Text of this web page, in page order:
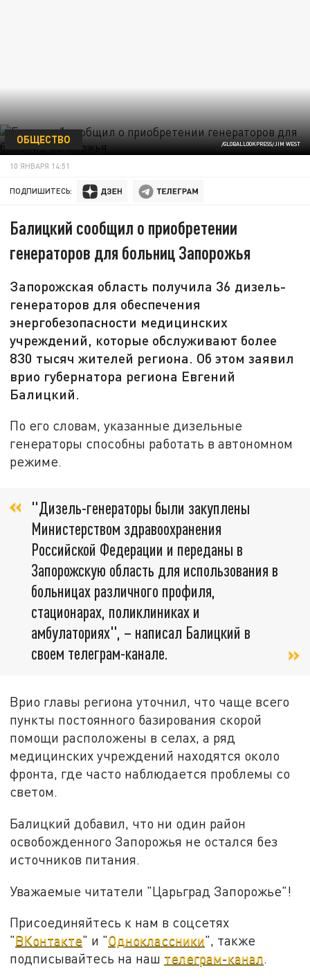
/GLOBALLOOKPRESS/JIM WEST
ОБЩЕСТВО
10 ЯНВАРЯ 14:51
ПОДПИШИТЕСЬ:
Балицкий сообщил о приобретении
генераторов для больниц Запорожья
Запорожская область получила 36 дизель-
генераторов для обеспечения
энергобезопасности медицинских
учреждений, которые обслуживают более
830 тысяч жителей региона. Об этом заявил
врио губернатора региона Евгений
Балицкий.
По его словам, указанные дизельные
генераторы способны работать в автономном
режиме.
"Дизель-генераторы были закуплены
Министерством здравоохранения
Российской Федерации и переданы в
Запорожскую область для использования в
больницах различного профиля,
стационарах, поликлиниках и
амбулаториях", – написал Балицкий в
своем телеграм-канале.
Врио главы региона уточнил, что чаще всего
пункты постоянного базирования скорой
помощи расположены в селах, а ряд
медицинских учреждений находятся около
фронта, где часто наблюдается проблемы со
светом.
Балицкий добавил, что ни один район
освобожденного Запорожья не остался без
источников питания.
Уважаемые читатели "Царьград Запорожье"!
Присоединяйтесь к нам в соцсетях
"ВКонтакте" и "Одноклассники", также
подписывайтесь на наш телеграм-канал.